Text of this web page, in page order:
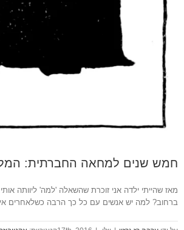
חמש שנים למחאה החברתית:
מאז שהייתי ילדה אני זוכרת שהשאלה 'למה' ליוותה
ברחוב? למה יש אנשים עם כל כך הרבה כשלאחרים